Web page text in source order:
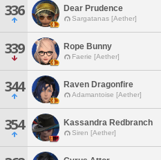
336 Dear Prudence
Sargatanas [Aether]
339 Rope Bunny
Faerie [Aether]
344 Raven Dragonfire
Adamantoise [Aether]
354 Kassandra Redbranch
Siren [Aether]